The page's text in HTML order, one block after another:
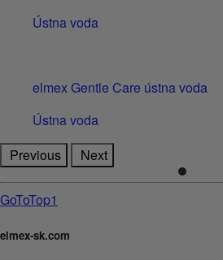
Ústna voda
elmex Gentle Care ústna voda
Ústna voda
Previous
Next
GoToTop1
elmex-sk.com